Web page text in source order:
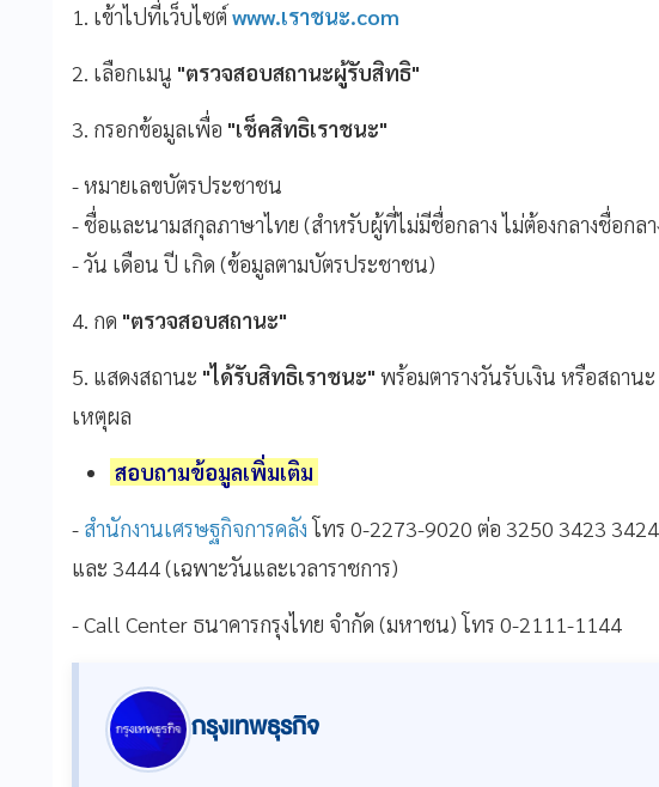
1. เข้าไปที่เว็บไซต์ www.เราชนะ.com
2. เลือกเมนู "ตรวจสอบสถานะผู้รับสิทธิ"
3. กรอกข้อมูลเพื่อ "เช็คสิทธิเราชนะ"
- หมายเลขบัตรประชาชน
- ชื่อและนามสกุลภาษาไทย (สำหรับผู้ที่ไม่มีชื่อกลาง ไม่ต้องกลางชื่อกลา
- วัน เดือน ปี เกิด (ข้อมูลตามบัตรประชาชน)
4. กด "ตรวจสอบสถานะ"
5. แสดงสถานะ "ได้รับสิทธิเราชนะ" พร้อมตารางวันรับเงิน หรือสถานะ
เหตุผล
สอบถามข้อมูลเพิ่มเติม
- สำนักงานเศรษฐกิจการคลังโทร 0-2273-9020 ต่อ 3250 3423
และ 3444 (เฉพาะวันและเวลาราชการ)
- Call Center ธนาคารกรุงไทย จำกัด (มหาชน) โทร 0-2111-1144
กรุงเทพธุรกิจ